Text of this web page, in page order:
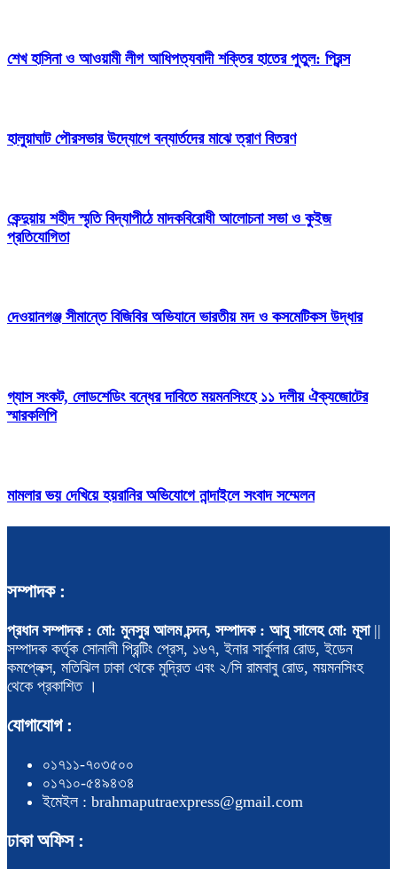
শেখ হাসিনা ও আওয়ামী লীগ আধিপত্যবাদী শক্তির হাতের পুতুল: প্রিন্স
হালুয়াঘাট পৌরসভার উদ্যোগে বন্যার্তদের মাঝে ত্রাণ বিতরণ
কেন্দুয়ায় শহীদ স্মৃতি বিদ্যাপীঠে মাদকবিরোধী আলোচনা সভা ও কুইজ
প্রতিযোগিতা
দেওয়ানগঞ্জ সীমান্তে বিজিবির অভিযানে ভারতীয় মদ ও কসমেটিকস উদ্ধার
গ্যাস সংকট, লোডশেডিং বন্ধের দাবিতে ময়মনসিংহে ১১ দলীয় ঐক্যজোটের
স্মারকলিপি
মামলার ভয় দেখিয়ে হয়রানির অভিযোগে নান্দাইলে সংবাদ সম্মেলন
সম্পাদক :
প্রধান সম্পাদক : মো: মুনসুর আলম চন্দন, সম্পাদক : আবু সালেহ মো: মূসা||
সম্পাদক কর্তৃক সোনালী প্রিন্টিং প্রেস, ১৬৭, ইনার সার্কুলার রোড, ইডেন
কমপ্লেক্স, মতিঝিল ঢাকা থেকে মুদ্রিত এবং ২/সি রামবাবু রোড, ময়মনসিংহ
থেকে প্রকাশিত ।
যোগাযোগ :
০১৭১১-৭০৩৫০০
০১৭১০-৫৪৯৪৩৪
ইমেইল : brahmaputraexpress@gmail.com
ঢাকা অফিস :